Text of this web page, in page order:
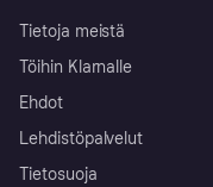
Tietoja meistä
Töihin Klarnalle
Ehdot
Lehdistöpalvelut
Tietosuoja